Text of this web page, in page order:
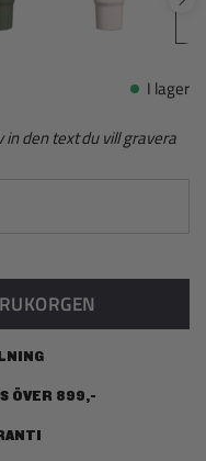
I lager
in den text du vill gravera
ÖVER 899,-